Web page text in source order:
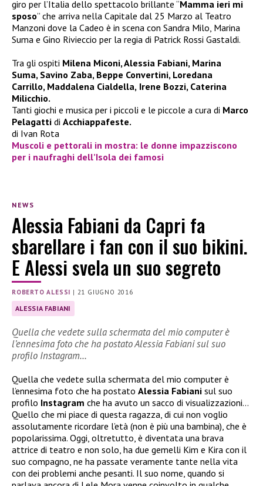
giro per l’Italia dello spettacolo brillante “Mamma ieri mi
sposo” che arriva nella Capitale dal 25 Marzo al Teatro
Manzoni dove la Cadeo è in scena con Sandra Milo, Marina
Suma e Gino Rivieccio per la regia di Patrick Rossi Gastaldi.
Tra gli ospiti Milena Miconi, Alessia Fabiani, Marina
Suma, Savino Zaba, Beppe Convertini, Loredana
Carrillo, Maddalena Cialdella, Irene Bozzi, Caterina
Milicchio.
Tanti giochi e musica per i piccoli e le piccole a cura di Marco
Pelagatti di Acchiappafeste.
di Ivan Rota
Muscoli e pettorali in mostra: le donne impazziscono
per i naufraghi dell’Isola dei famosi
NEWS
Alessia Fabiani da Capri fa
sbarellare i fan con il suo bikini.
E Alessi svela un suo segreto
ROBERTO ALESSI | 21 GIUGNO 2016
ALESSIA FABIANI
Quella che vedete sulla schermata del mio computer è
l’ennesima foto che ha postato Alessia Fabiani sul suo
profilo Instagram…
Quella che vedete sulla schermata del mio computer è
l’ennesima foto che ha postato Alessia Fabiani sul suo
profilo Instagram che ha avuto un sacco di visualizzazioni…
Quello che mi piace di questa ragazza, di cui non voglio
assolutamente ricordare l’età (non è più una bambina), che è
popolarissima. Oggi, oltretutto, è diventata una brava
attrice di teatro e non solo, ha due gemelli Kim e Kira con il
suo compagno, ne ha passate veramente tante nella vita
con dei problemi anche pesanti. Il suo nome, quando si